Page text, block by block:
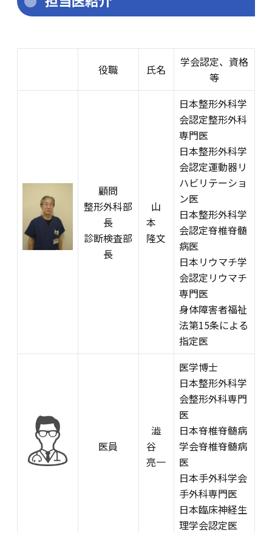
役職 氏名
学会認定、資格
等
顧問
整形外科部
長
診断検査部
長
山
本
隆文
日本整形外科学
会認定整形外科
専門医
日本整形外科学
会認定運動器リ
ハビリテーショ
ン医
日本整形外科学
会認定脊椎脊髄
病医
日本リウマチ学
会認定リウマチ
専門医
身体障害者福祉
法第15条による
指定医
医員
澁
谷
亮一
医学博士
日本整形外科学
会整形外科専門
医
日本脊椎脊髄病
学会脊椎脊髄病
医
日本手外科学会
手外科専門医
日本臨床神経生
理学会認定医